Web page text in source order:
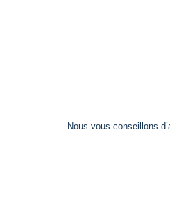
Nous vous conseillons